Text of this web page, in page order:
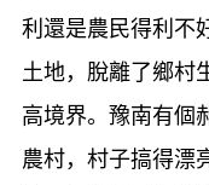
利還是農民得利不
土地，脫離了鄉村
高境界。豫南有個
農村，村子搞得漂